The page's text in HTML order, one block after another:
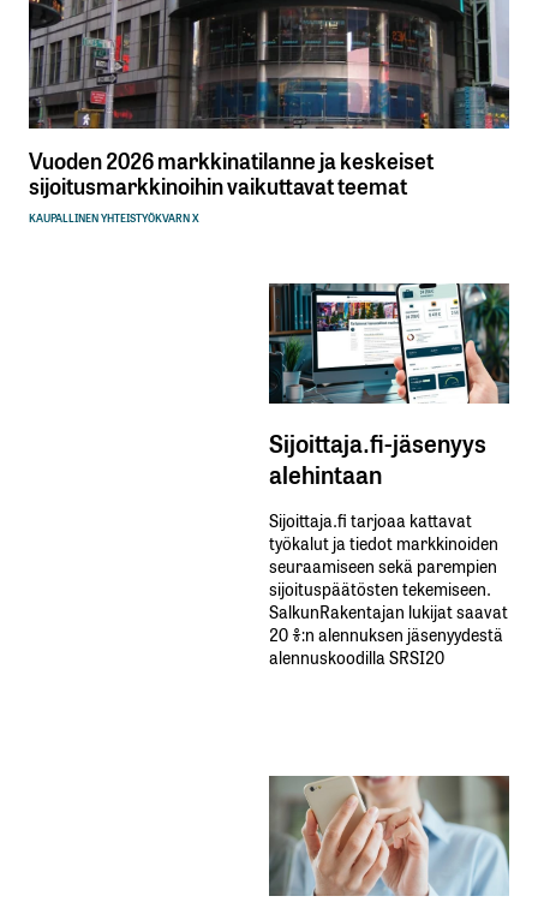
Vuoden 2026 markkinatilanne ja keskeiset
sijoitusmarkkinoihin vaikuttavat teemat
KAUPALLINEN YHTEISTYÖKVARN X
Sijoittaja.fi-jäsenyys
alehintaan
Sijoittaja.fi tarjoaa kattavat
työkalut ja tiedot markkinoiden
seuraamiseen sekä parempien
sijoituspäätösten tekemiseen.
SalkunRakentajan lukijat saavat
20 %:n alennuksen jäsenyydestä
alennuskoodilla SRSI20